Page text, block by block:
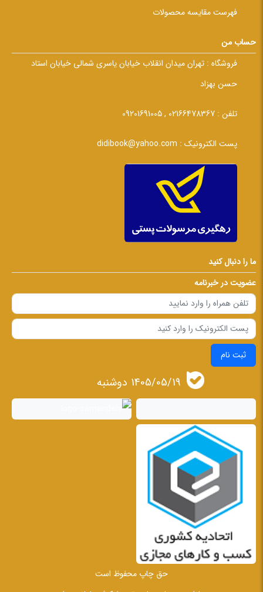
فهرست مقایسه محصولات
حساب من
فروشگاه : تهران میدان انقلاب خیابان یاسری شمالی خیابان استاد
حسن بهزاد
تلفن : 02166478367 , 09201691005
پست الکترونیک : didibook@yahoo.com
ما را دنبال کنید
عضویت در خبرنامه
ثبت نام
1405/05/19 دوشنبه
حق چاپ محفوظ است